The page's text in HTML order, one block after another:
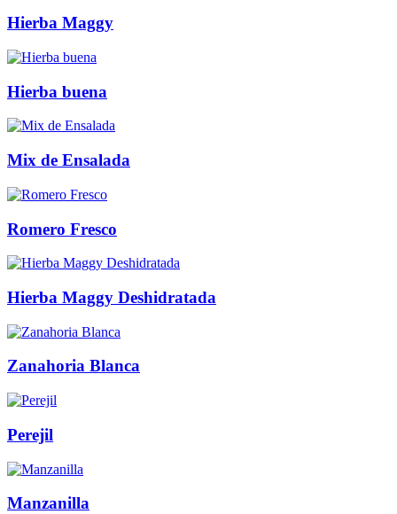
Hierba Maggy
Hierba buena
Mix de Ensalada
Romero Fresco
Hierba Maggy Deshidratada
Zanahoria Blanca
Perejil
Manzanilla